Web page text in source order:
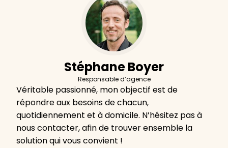
Stéphane Boyer
Responsable d’agence
Véritable passionné, mon objectif est de
répondre aux besoins de chacun,
quotidiennement et à domicile. N’hésitez pas à
nous contacter, afin de trouver ensemble la
solution qui vous convient !